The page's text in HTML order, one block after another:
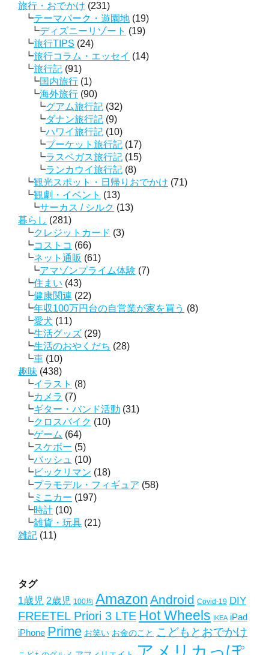
旅行・おでかけ (231)
テーマパーク・遊園地 (19)
ディズニーリゾート (19)
旅行TIPS (24)
旅行コラム・エッセイ (14)
旅行記 (91)
国内旅行 (1)
海外旅行 (90)
グアム旅行記 (32)
ダナン旅行記 (9)
ハワイ旅行記 (10)
プーケット旅行記 (17)
ラスベガス旅行記 (15)
ランカウイ旅行記 (8)
観光スポット・日帰りおでかけ (71)
観劇・イベント (13)
サーカス / シルク (13)
暮らし (281)
クレジットカード (3)
コストコ (66)
ネット通販 (61)
アマゾンプライム体験 (7)
住まい (43)
健康関連 (22)
年収100万円台の自営業が家を買う (8)
愛犬 (11)
生活グッズ (29)
生活のおやくだち (28)
車 (10)
趣味 (438)
イラスト (8)
カメラ (7)
ギター・バンド活動 (31)
クロスバイク (10)
ゲーム (64)
スケボー (5)
バッシュ (10)
ビックリマン (18)
プラモデル・フィギュア (58)
ミニカー (197)
時計 (10)
雑貨・玩具 (21)
雑記 (11)
タグ
1歳児 2歳児 100均 Amazon Android Covid-19 DIY
FREETEL Priori 3 LTE Hot Wheels IKEA iPad
iPhone Prime お笑い お金のこと こどもとおでかけ